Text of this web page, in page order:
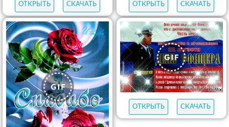
ОТКРЫТЬ СКАЧАТЬ ОТКРЫТЬ СКАЧАТЬ
ОТКРЫТЬ СКАЧАТЬ